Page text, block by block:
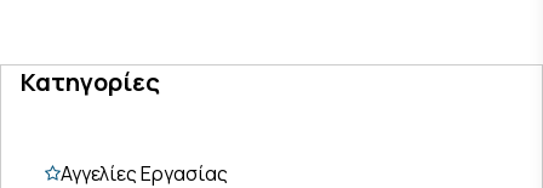
Κατηγορίες
Αγγελίες Εργασίας